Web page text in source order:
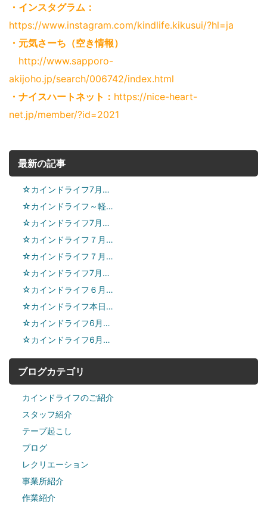
・インスタグラム：
https://www.instagram.com/kindlife.kikusui/?hl=ja
・元気さーち（空き情報）
http://www.sapporo-
akijoho.jp/search/006742/index.html
・ナイスハートネット： https://nice-heart-
net.jp/member/?id=2021
最新の記事
☆カインドライフ7月…
☆カインドライフ～軽…
☆カインドライフ7月…
☆カインドライフ７月…
☆カインドライフ７月…
☆カインドライフ7月…
☆カインドライフ６月…
☆カインドライフ本日…
☆カインドライフ6月…
☆カインドライフ6月…
ブログカテゴリ
カインドライフのご紹介
スタッフ紹介
テープ起こし
ブログ
レクリエーション
事業所紹介
作業紹介